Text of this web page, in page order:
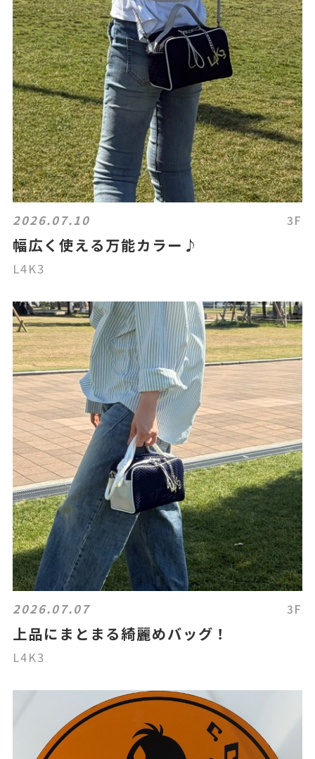
2026.07.10 3F
幅広く使える万能カラー♪
L4K3
2026.07.07 3F
上品にまとまる綺麗めバッグ！
L4K3